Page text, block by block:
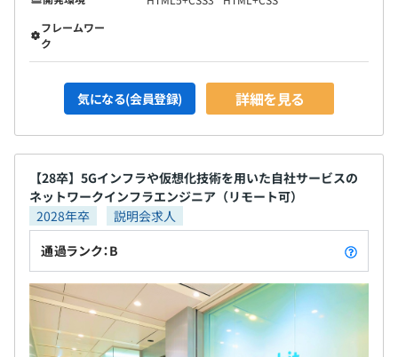
フレームワー
ク
気になる(会員登録) 詳細を見る
【28卒】5Gインフラや仮想化技術を用いた自社サービスの
ネットワークインフラエンジニア（リモート可）
2028年卒
説明会求人
通過ランク：B